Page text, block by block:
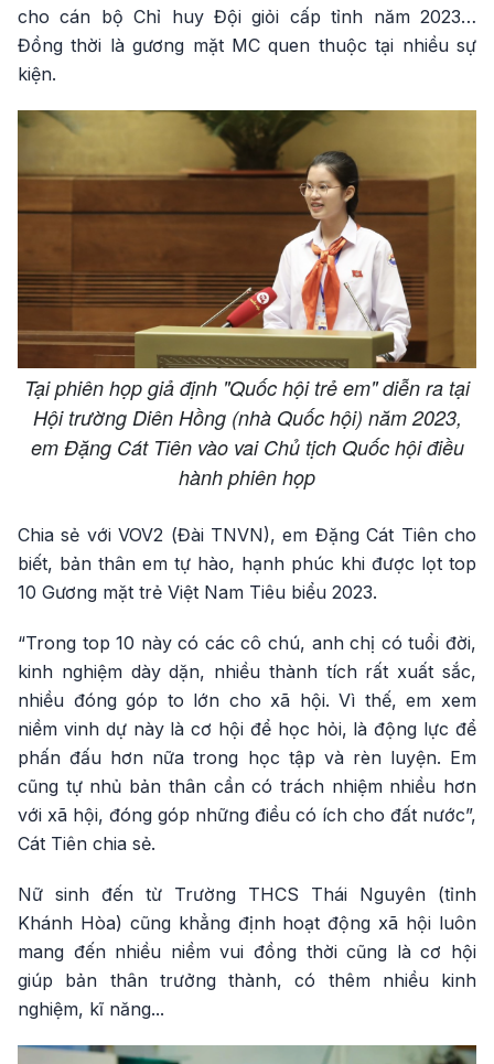
cho cán bộ Chỉ huy Đội giỏi cấp tỉnh năm 2023…
Đồng thời là gương mặt MC quen thuộc tại nhiều sự
kiện.
Tại phiên họp giả định "Quốc hội trẻ em" diễn ra tại
Hội trường Diên Hồng (nhà Quốc hội) năm 2023,
em Đặng Cát Tiên vào vai Chủ tịch Quốc hội điều
hành phiên họp
Chia sẻ với VOV2 (Đài TNVN), em Đặng Cát Tiên cho
biết, bản thân em tự hào, hạnh phúc khi được lọt top
10 Gương mặt trẻ Việt Nam Tiêu biểu 2023.
“Trong top 10 này có các cô chú, anh chị có tuổi đời,
kinh nghiệm dày dặn, nhiều thành tích rất xuất sắc,
nhiều đóng góp to lớn cho xã hội. Vì thế, em xem
niềm vinh dự này là cơ hội để học hỏi, là động lực để
phấn đấu hơn nữa trong học tập và rèn luyện. Em
cũng tự nhủ bản thân cần có trách nhiệm nhiều hơn
với xã hội, đóng góp những điều có ích cho đất nước”,
Cát Tiên chia sẻ.
Nữ sinh đến từ Trường THCS Thái Nguyên (tỉnh
Khánh Hòa) cũng khẳng định hoạt động xã hội luôn
mang đến nhiều niềm vui đồng thời cũng là cơ hội
giúp bản thân trưởng thành, có thêm nhiều kinh
nghiệm, kĩ năng...